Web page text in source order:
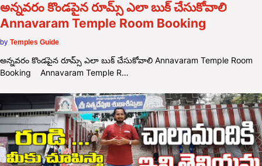
అన్నవరం కొండపైన రూమ్స్ ఎలా బుక్ చేసుకోవాలి
Annavaram Temple Room Booking
by Temples Guide
అన్నవరం కొండపైన రూమ్స్ ఎలా బుక్ చేసుకోవాలి Annavaram Temple Room
Booking Annavaram Temple R…